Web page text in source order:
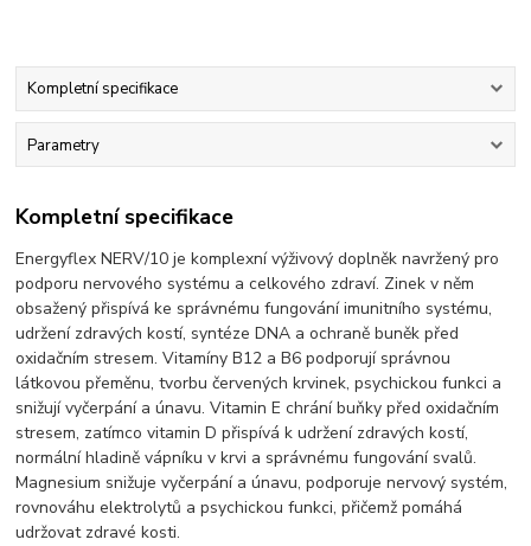
Kompletní specifikace
Parametry
Kompletní specifikace
Energyflex NERV/10 je komplexní výživový doplněk navržený pro
podporu nervového systému a celkového zdraví. Zinek v něm
obsažený přispívá ke správnému fungování imunitního systému,
udržení zdravých kostí, syntéze DNA a ochraně buněk před
oxidačním stresem. Vitamíny B12 a B6 podporují správnou
látkovou přeměnu, tvorbu červených krvinek, psychickou funkci a
snižují vyčerpání a únavu. Vitamin E chrání buňky před oxidačním
stresem, zatímco vitamin D přispívá k udržení zdravých kostí,
normální hladině vápníku v krvi a správnému fungování svalů.
Magnesium snižuje vyčerpání a únavu, podporuje nervový systém,
rovnováhu elektrolytů a psychickou funkci, přičemž pomáhá
udržovat zdravé kosti.